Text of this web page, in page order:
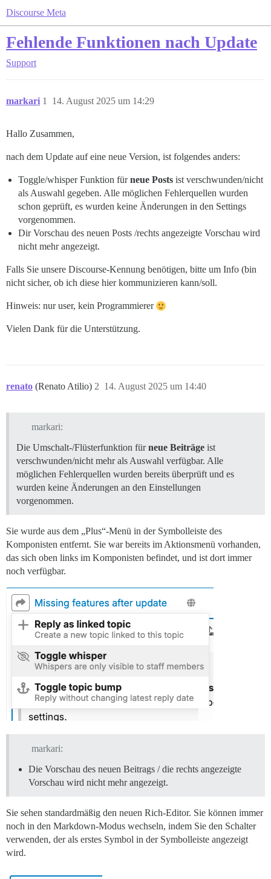
Discourse Meta
Fehlende Funktionen nach Update
Support
markari 14. August 2025 um 14:29
1
Hallo Zusammen,
nach dem Update auf eine neue Version, ist folgendes anders:
Toggle/whisper Funktion fürneue Posts ist verschwunden/nicht
als Auswahl gegeben. Alle möglichen Fehlerquellen wurden
schon geprüft, es wurden keine Änderungen in den Settings
vorgenommen.
Dir Vorschau des neuen Posts /rechts angezeigte Vorschau wird
nicht mehr angezeigt.
Falls Sie unsere Discourse-Kennung benötigen, bitte um Info (bin
nicht sicher, ob ich diese hier kommunizieren kann/soll.
Hinweis: nur user, kein Programmierer
Vielen Dank für die Unterstützung.
renato (Renato Atilio) 14. August 2025 um 14:40
2
markari:
Die Umschalt-/Flüsterfunktion fürneue Beiträge ist
verschwunden/nicht mehr als Auswahl verfügbar. Alle
möglichen Fehlerquellen wurden bereits überprüft und es
wurden keine Änderungen an den Einstellungen
vorgenommen.
Sie wurde aus dem „Plus“-Menü in der Symbolleiste des
Komponisten entfernt. Sie war bereits im Aktionsmenü vorhanden,
das sich oben links im Komponisten befindet, und ist dort immer
noch verfügbar.
markari:
Die Vorschau des neuen Beitrags / die rechts angezeigte
Vorschau wird nicht mehr angezeigt.
Sie sehen standardmäßig den neuen Rich-Editor. Sie können immer
noch in den Markdown-Modus wechseln, indem Sie den Schalter
verwenden, der als erstes Symbol in der Symbolleiste angezeigt
wird.